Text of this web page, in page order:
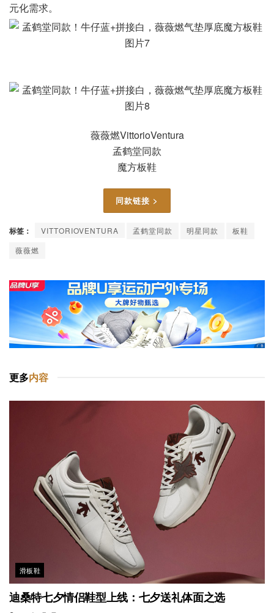
元化需求。
薇薇燃VittorioVentura
孟鹤堂同款
魔方板鞋
同款链接 >
标签： VITTORIOVENTURA 孟鹤堂同款 明星同款
板鞋
薇薇燃
更多内容
滑板鞋
迪桑特七夕情侣鞋型上线：七夕送礼体面之选